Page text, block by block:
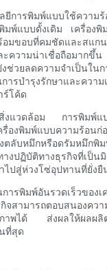
การพิมพ์แบบใช้ความร้
มพ์แบบดั้งเดิม เครื่องพิ
อมขอบที่คมชัดและสแก
ะความน่าเชื่อถือมาก
ช่วยลดความจำเป็นใน
บำรุงรักษาและความเ
ร์โค้ด
สิ่งแวดล้อม การพิมพ์แ
รื่องพิมพ์แบบความร้อนก่
ตลับหมึกหรือดรัมหมึกพิ
งปฏิบัติทางธุรกิจที่เป็น
ไปสู่ห่วงโซ่อุปทานที่ยั่งยื
รพิมพ์อันรวดเร็วของเ
สามารถตอบสนองควา
ภาพได้ ส่งผลให้ผลผลิ
ที่สุด